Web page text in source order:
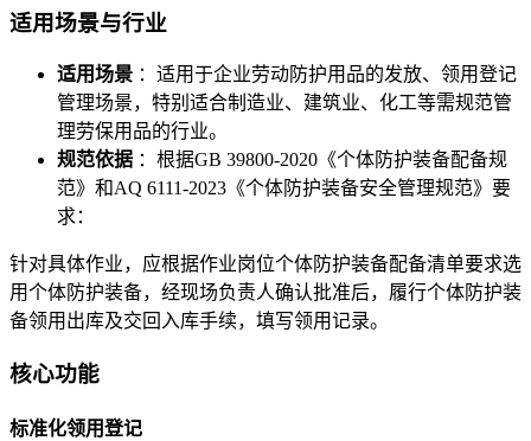
适用场景与行业
适用场景 ：适用于企业劳动防护用品的发放、领用登记
管理场景，特别适合制造业、建筑业、化工等需规范管
理劳保用品的行业。
规范依据 ：根据GB 39800-2020《个体防护装备配备规
范》和AQ 6111-2023《个体防护装备安全管理规范》要
求：
针对具体作业，应根据作业岗位个体防护装备配备清单要求选
用个体防护装备，经现场负责人确认批准后，履行个体防护装
备领用出库及交回入库手续，填写领用记录。
核心功能
标准化领用登记